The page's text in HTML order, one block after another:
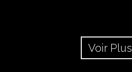
Voir Plus